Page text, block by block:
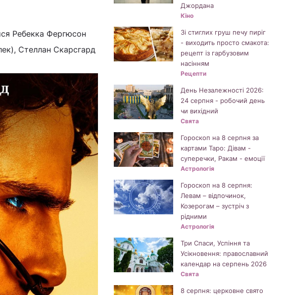
Ребекка Фергюсон
Стеллан Скарсгард
Джордана
Кіно
Зі стиглих груш печу пиріг
- виходить просто смакота:
рецепт із гарбузовим
насінням
Рецепти
День Незалежності 2026:
24 серпня - робочий день
чи вихідний
Свята
Гороскоп на 8 серпня за
картами Таро: Дівам -
суперечки, Ракам - емоції
Астрологія
Гороскоп на 8 серпня:
Левам – відпочинок,
Козерогам – зустріч з
рідними
Астрологія
Три Спаси, Успіння та
Усікновення: православний
календар на серпень 2026
Свята
8 серпня: церковне свято